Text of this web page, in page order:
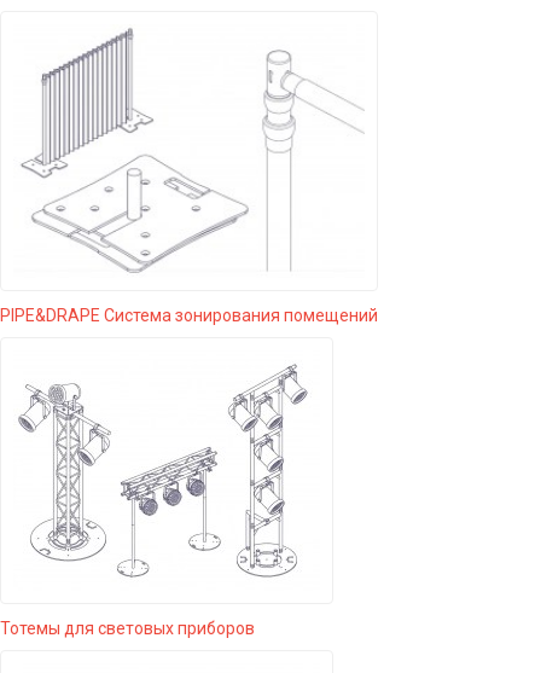
PIPE&DRAPE Система зонирования помещений
Тотемы для световых приборов